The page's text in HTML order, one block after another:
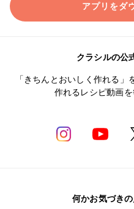
アプリをダ
クラシルの公
「きちんとおいしく作れる」
作れるレシピ動画を
何かお気づき